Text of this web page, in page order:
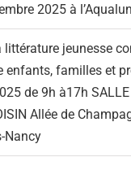
2025 à
jeunesse
enfants, familles et
de 9h à17h SALLE
Allée de
Nancy